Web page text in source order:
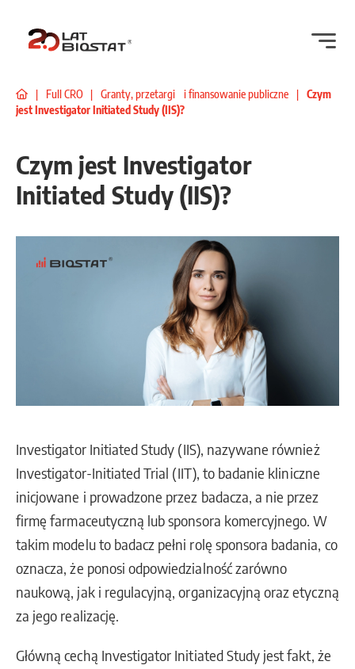
| Full CRO | Granty, przetargi i finansowanie publiczne | Czym
jest Investigator Initiated Study (IIS)?
Czym jest Investigator
Initiated Study (IIS)?
Investigator Initiated Study (IIS), nazywane również
Investigator-Initiated Trial (IIT), to badanie kliniczne
inicjowane i prowadzone przez badacza, a nie przez
firmę farmaceutyczną lub sponsora komercyjnego. W
takim modelu to badacz pełni rolę sponsora badania, co
oznacza, że ponosi odpowiedzialność zarówno
naukową, jak i regulacyjną, organizacyjną oraz etyczną
za jego realizację.
Główną cechą Investigator Initiated Study jest fakt, że